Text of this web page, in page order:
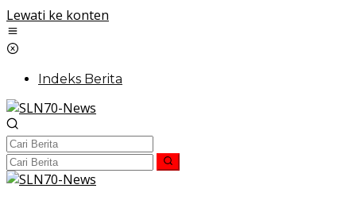
Lewati ke konten
Indeks Berita